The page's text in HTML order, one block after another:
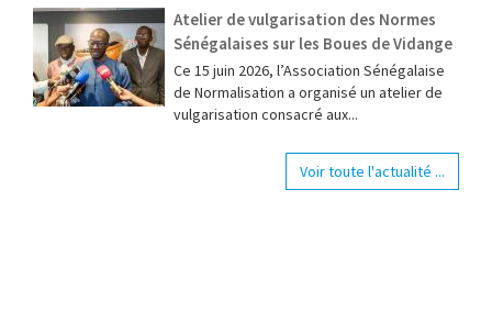
Atelier de vulgarisation des Normes
Sénégalaises sur les Boues de Vidange
Ce 15 juin 2026, l’Association Sénégalaise
de Normalisation a organisé un atelier de
vulgarisation consacré aux...
Voir toute l'actualité ...